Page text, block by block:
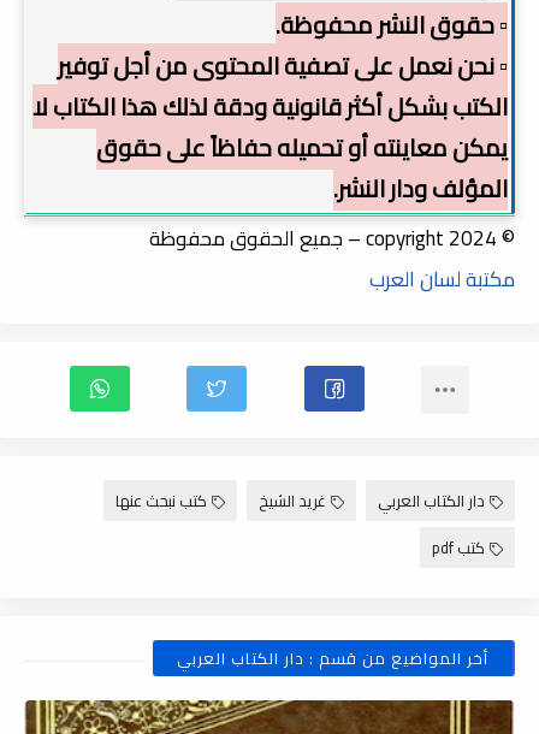
▫️ حقوق النشر محفوظة.
▫️ نحن نعمل على تصفية المحتوى من أجل توفير
الكتب بشكل أكثر قانونية ودقة لذلك هذا الكتاب لا
يمكن معاينته أو تحميله حفاظاً على حقوق
المؤلف ودار النشر.
© copyright 2024 – جميع الحقوق محفوظة
مكتبة لسان العرب
دار الكتاب العربي غريد الشيخ
كتب نبحث عنها
كتب pdf
أخر المواضيع من قسم : دار الكتاب العربي